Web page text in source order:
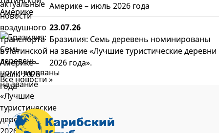
Америке – июль 2026 года
23.07.26
Бразилия: Семь деревень номинированы
на звание «Лучшие туристические деревни
2026 года».
Все новости »